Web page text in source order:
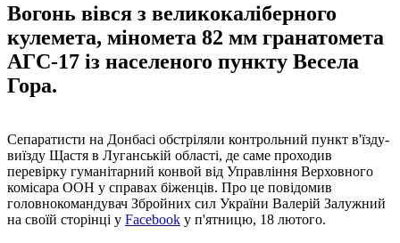
Вогонь вівся з великокаліберного
кулемета, міномета 82 мм гранатомета
АГС-17 із населеного пункту Весела
Гора.
Сепаратисти на Донбасі обстріляли контрольний пункт в'їзду-
виїзду Щастя в Луганській області, де саме проходив
перевірку гуманітарний конвой від Управління Верховного
комісара ООН у справах біженців. Про це повідомив
головнокомандувач Збройних сил України Валерій Залужний
на своїй сторінці у Facebook у п'ятницю, 18 лютого.